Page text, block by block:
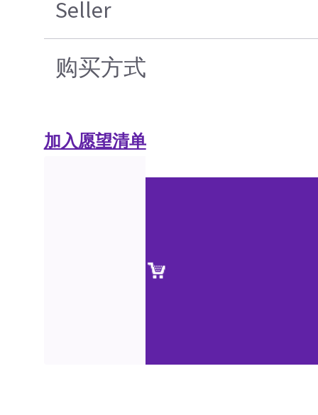
Seller
购买方式
加入愿望清单